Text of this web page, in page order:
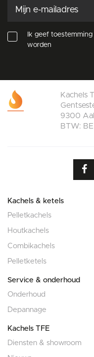
Ik geef
worden
Kachels & ketels
Pelletkachels
Houtkachels
Combikachels
Pelletketels
Service & onderhoud
Onderhoud
Depannage
Kachels TFE
Diensten & showroom
Kachels
9300
BTW: